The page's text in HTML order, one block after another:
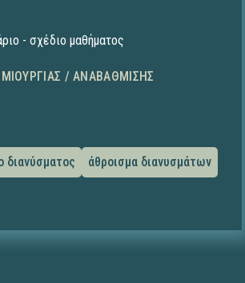
- σχέδιο μαθήματος
/ ΑΝΑΒΆΘΜΙΣΗΣ
διανύσματος άθροισμα διανυσμάτων